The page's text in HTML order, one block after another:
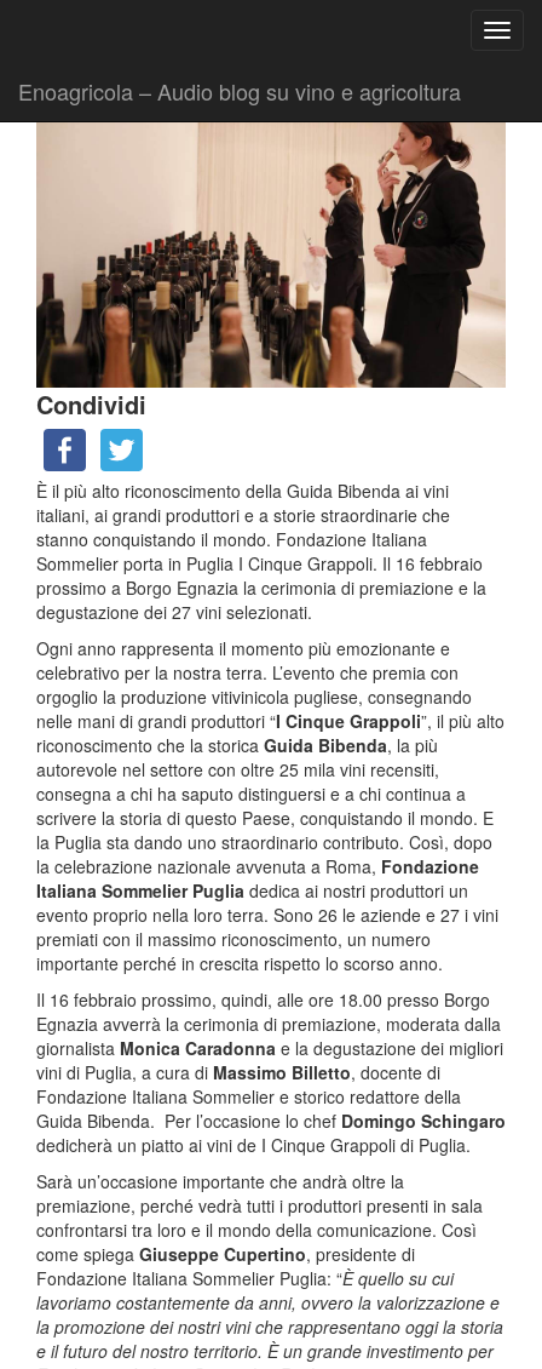
Enoagricola – Audio blog su vino e agricoltura
Condividi
È il più alto riconoscimento della Guida Bibenda ai vini
italiani, ai grandi produttori e a storie straordinarie che
stanno conquistando il mondo. Fondazione Italiana
Sommelier porta in Puglia I Cinque Grappoli. Il 16 febbraio
prossimo a Borgo Egnazia la cerimonia di premiazione e la
degustazione dei 27 vini selezionati.
Ogni anno rappresenta il momento più emozionante e
celebrativo per la nostra terra. L’evento che premia con
orgoglio la produzione vitivinicola pugliese, consegnando
nelle mani di grandi produttori “I Cinque Grappoli”, il più alto
riconoscimento che la storica Guida Bibenda, la più
autorevole nel settore con oltre 25 mila vini recensiti,
consegna a chi ha saputo distinguersi e a chi continua a
scrivere la storia di questo Paese, conquistando il mondo. E
la Puglia sta dando uno straordinario contributo. Così, dopo
la celebrazione nazionale avvenuta a Roma, Fondazione
Italiana Sommelier Puglia dedica ai nostri produttori un
evento proprio nella loro terra. Sono 26 le aziende e 27 i vini
premiati con il massimo riconoscimento, un numero
importante perché in crescita rispetto lo scorso anno.
Il 16 febbraio prossimo, quindi, alle ore 18.00 presso Borgo
Egnazia avverrà la cerimonia di premiazione, moderata dalla
giornalista Monica Caradonna e la degustazione dei migliori
vini di Puglia, a cura di Massimo Billetto, docente di
Fondazione Italiana Sommelier e storico redattore della
Guida Bibenda. Per l’occasione lo chef Domingo Schingaro
dedicherà un piatto ai vini de I Cinque Grappoli di Puglia.
Sarà un’occasione importante che andrà oltre la
premiazione, perché vedrà tutti i produttori presenti in sala
confrontarsi tra loro e il mondo della comunicazione. Così
come spiega Giuseppe Cupertino, presidente di
Fondazione Italiana Sommelier Puglia: “È quello su cui
lavoriamo costantemente da anni, ovvero la valorizzazione e
la promozione dei nostri vini che rappresentano oggi la storia
e il futuro del nostro territorio. È un grande investimento per